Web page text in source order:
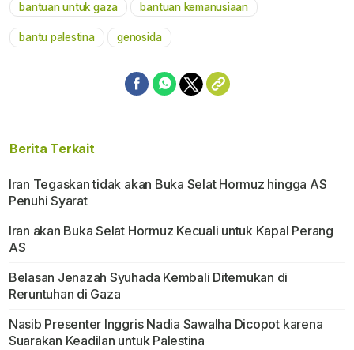
bantuan untuk gaza bantuan kemanusiaan
bantu palestina genosida
Berita Terkait
Iran Tegaskan tidak akan Buka Selat Hormuz hingga AS
Penuhi Syarat
Iran akan Buka Selat Hormuz Kecuali untuk Kapal Perang
AS
Belasan Jenazah Syuhada Kembali Ditemukan di
Reruntuhan di Gaza
Nasib Presenter Inggris Nadia Sawalha Dicopot karena
Suarakan Keadilan untuk Palestina